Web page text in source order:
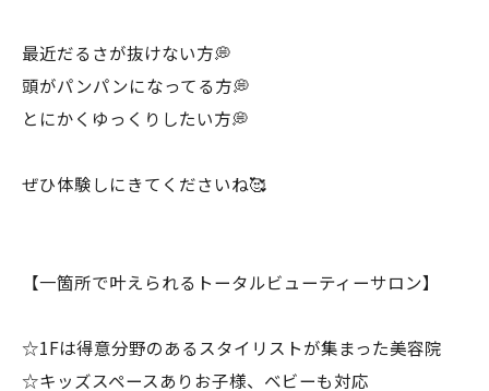
最近だるさが抜けない方💭
頭がパンパンになってる方💭
とにかくゆっくりしたい方💭
ぜひ体験しにきてくださいね🥰
【一箇所で叶えられるトータルビューティーサロン】
☆1Fは得意分野のあるスタイリストが集まった美容院
☆キッズスペースありお子様、ベビーも対応